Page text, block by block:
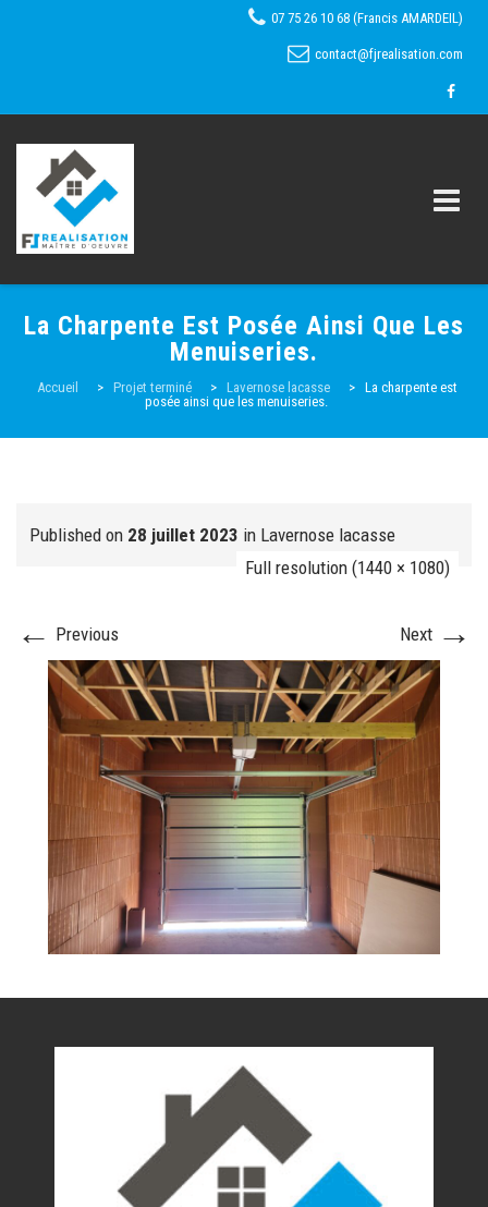
07 75 26 10 68 (Francis AMARDEIL)
contact@fjrealisation.com
to
Accueil
Nos prestations
FAQ
Nos réalisations
La Charpente Est Posée Ainsi Que Les
Menuiseries.
Accueil > Projet terminé > Lavernose lacasse > La charpente est
posée ainsi que les menuiseries.
Published on 28 juillet 2023 in Lavernose lacasse
Full resolution (1440 × 1080)
← Previous Next →